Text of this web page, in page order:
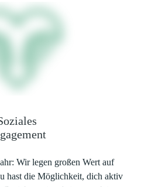
Wir legen großen Wert auf
hast die Möglichkeit, dich aktiv